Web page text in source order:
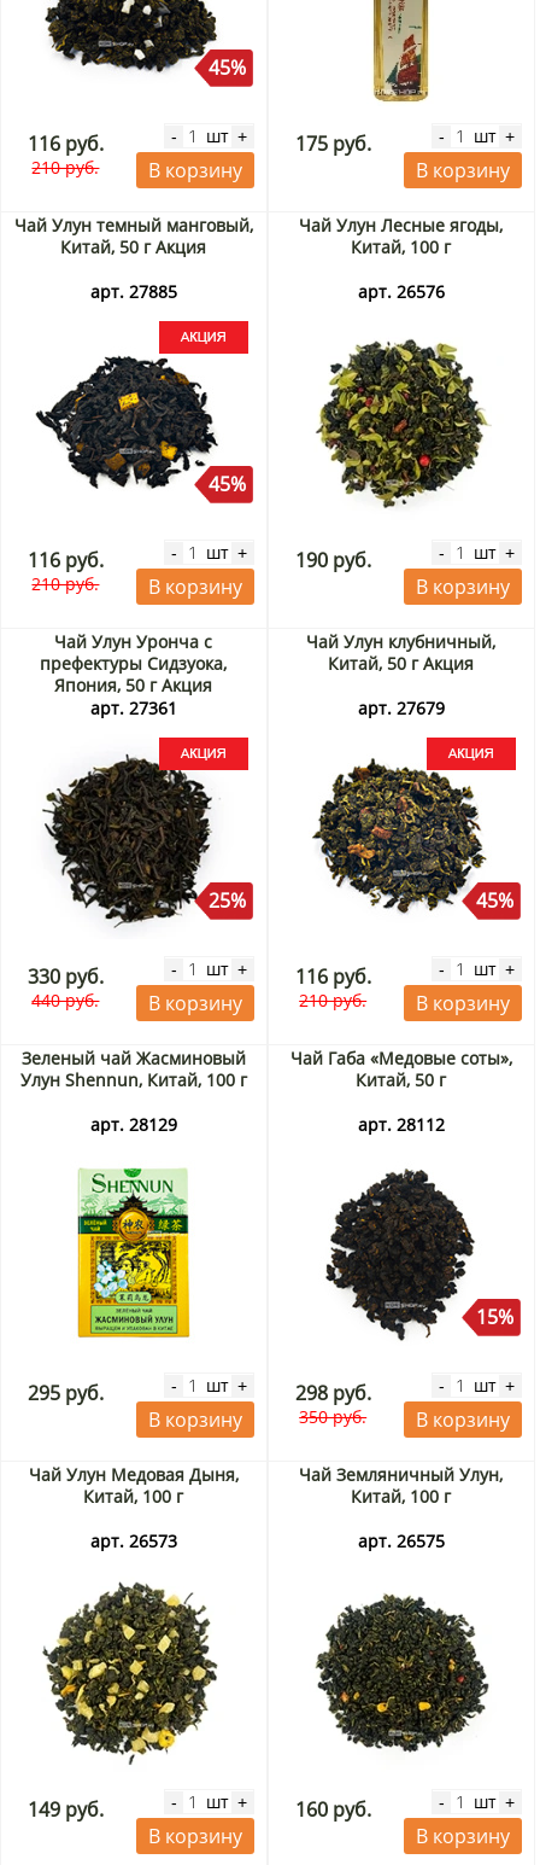
45%
116 руб.
210 руб.
- шт +
В корзину
175 руб. - шт +
В корзину
Чай Улун темный манговый,
Китай, 50 г Акция
арт. 27885
45%
116 руб.
210 руб.
- шт +
В корзину
Чай Улун Лесные ягоды,
Китай, 100 г
арт. 26576
190 руб. - шт +
В корзину
Чай Улун Уронча с
префектуры Сидзуока,
Япония, 50 г Акция
арт. 27361
25%
330 руб.
440 руб.
- шт +
В корзину
Чай Улун клубничный,
Китай, 50 г Акция
арт. 27679
45%
116 руб.
210 руб.
- шт +
В корзину
Зеленый чай Жасминовый
Улун Shennun, Китай, 100 г
арт. 28129
295 руб. - шт +
В корзину
Чай Габа «Медовые соты»,
Китай, 50 г
арт. 28112
15%
298 руб.
350 руб.
- шт +
В корзину
Чай Улун Медовая Дыня,
Китай, 100 г
арт. 26573
149 руб. - шт +
В корзину
Чай Земляничный Улун,
Китай, 100 г
арт. 26575
160 руб. - шт +
В корзину